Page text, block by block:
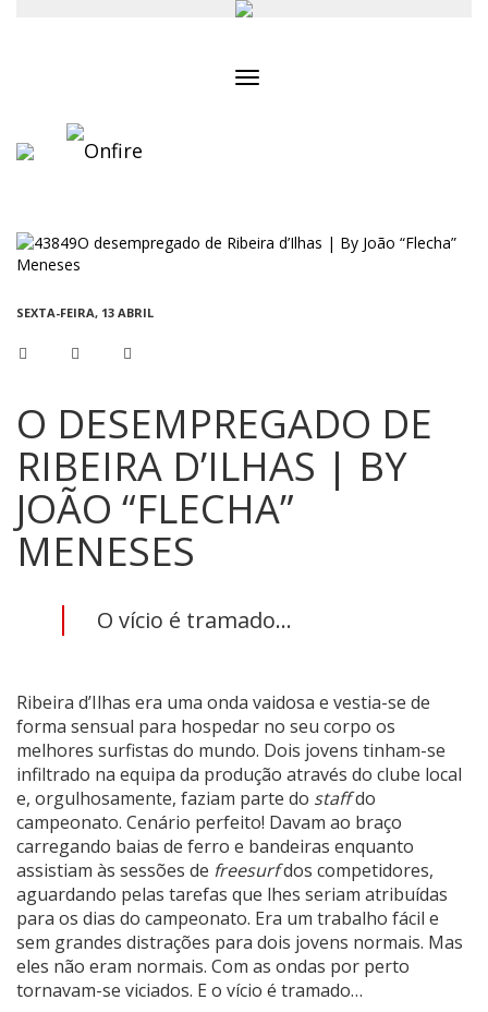
SEXTA-FEIRA, 13 ABRIL
O DESEMPREGADO DE
RIBEIRA D’ILHAS | BY
JOÃO “FLECHA”
MENESES
O vício é tramado…
Ribeira d’Ilhas era uma onda vaidosa e vestia-se de
forma sensual para hospedar no seu corpo os
melhores surfistas do mundo. Dois jovens tinham-se
infiltrado na equipa da produção através do clube local
e, orgulhosamente, faziam parte do staffdo
campeonato. Cenário perfeito! Davam ao braço
carregando baias de ferro e bandeiras enquanto
assistiam às sessões de freesurfdos competidores,
aguardando pelas tarefas que lhes seriam atribuídas
para os dias do campeonato. Era um trabalho fácil e
sem grandes distrações para dois jovens normais. Mas
eles não eram normais. Com as ondas por perto
tornavam-se viciados. E o vício é tramado…